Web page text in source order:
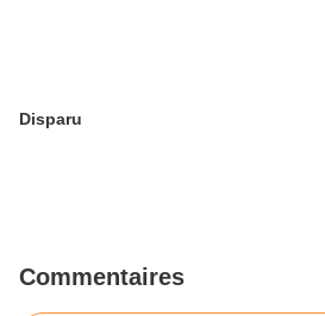
Disparu
Commentaires